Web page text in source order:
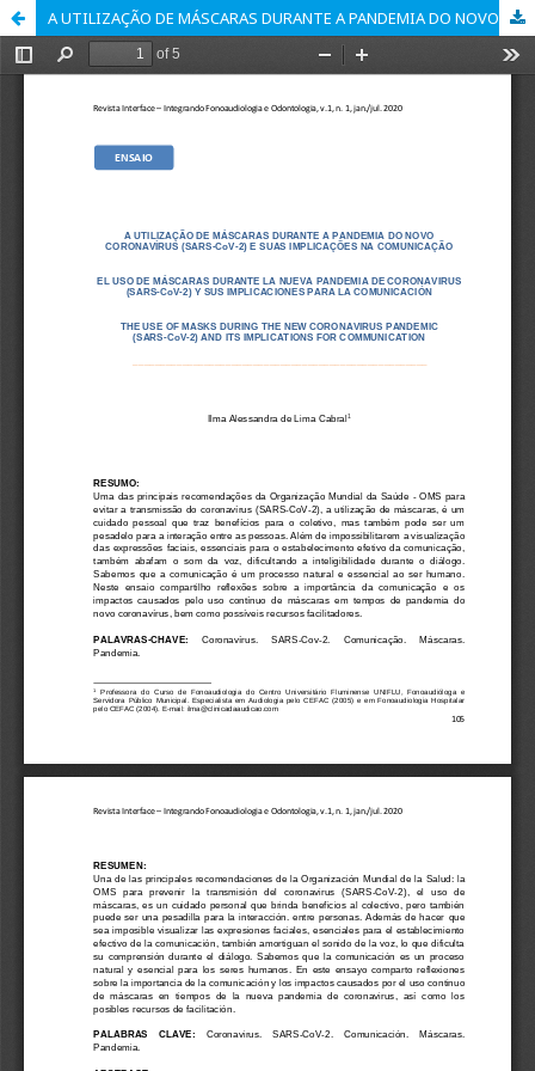
A UTILIZAÇÃO DE MÁSCARAS DURANTE A PANDEMIA DO NOVO CORONAVÍRUS (SARS-CoV-2) E SUAS IMPLICAÇÕES NA COMUNICAÇÃO